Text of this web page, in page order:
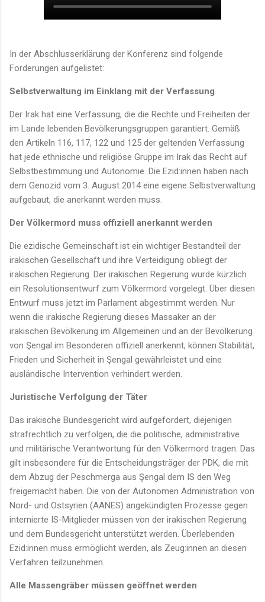
In der Abschlusserklärung der Konferenz sind folgende
Forderungen aufgelistet:
Selbstverwaltung im Einklang mit der Verfassung
Der Irak hat eine Verfassung, die die Rechte und Freiheiten der
im Lande lebenden Bevölkerungsgruppen garantiert. Gemäß
den Artikeln 116, 117, 122 und 125 der geltenden Verfassung
hat jede ethnische und religiöse Gruppe im Irak das Recht auf
Selbstbestimmung und Autonomie. Die Ezid:innen haben nach
dem Genozid vom 3. August 2014 eine eigene Selbstverwaltung
aufgebaut, die anerkannt werden muss.
Der Völkermord muss offiziell anerkannt werden
Die ezidische Gemeinschaft ist ein wichtiger Bestandteil der
irakischen Gesellschaft und ihre Verteidigung obliegt der
irakischen Regierung. Der irakischen Regierung wurde kürzlich
ein Resolutionsentwurf zum Völkermord vorgelegt. Über diesen
Entwurf muss jetzt im Parlament abgestimmt werden. Nur
wenn die irakische Regierung dieses Massaker an der
irakischen Bevölkerung im Allgemeinen und an der Bevölkerung
von Şengal im Besonderen offiziell anerkennt, können Stabilität,
Frieden und Sicherheit in Şengal gewährleistet und eine
ausländische Intervention verhindert werden.
Juristische Verfolgung der Täter
Das irakische Bundesgericht wird aufgefordert, diejenigen
strafrechtlich zu verfolgen, die die politische, administrative
und militärische Verantwortung für den Völkermord tragen. Das
gilt insbesondere für die Entscheidungsträger der PDK, die mit
dem Abzug der Peschmerga aus Şengal dem IS den Weg
freigemacht haben. Die von der Autonomen Administration von
Nord- und Ostsyrien (AANES) angekündigten Prozesse gegen
internierte IS-Mitglieder müssen von der irakischen Regierung
und dem Bundesgericht unterstützt werden. Überlebenden
Ezid:innen muss ermöglicht werden, als Zeug:innen an diesen
Verfahren teilzunehmen.
Alle Massengräber müssen geöffnet werden